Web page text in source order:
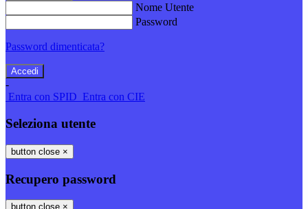
Nome Utente
Password
Password dimenticata?
-
Entra con SPID Entra con CIE
Seleziona utente
button close ×
Recupero password
button close ×